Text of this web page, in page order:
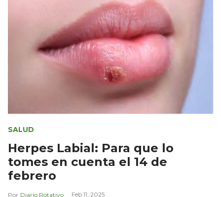
SALUD
Herpes Labial: Para que lo
tomes en cuenta el 14 de
febrero
Diario Rotativo Feb 11, 2025